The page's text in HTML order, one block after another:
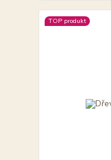
TOP produkt